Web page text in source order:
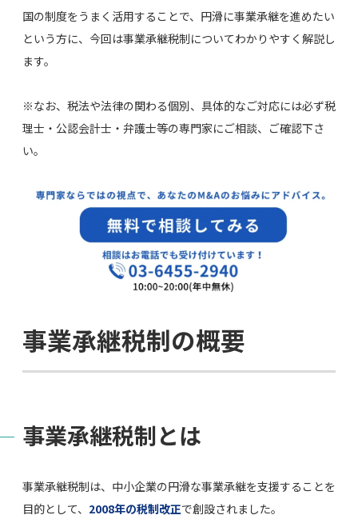
国の制度をうまく活用することで、円滑に事業承継を進めたい
という方に、今回は事業承継税制についてわかりやすく解説し
ます。
※なお、税法や法律の関わる個別、具体的なご対応には必ず税
理士・公認会計士・弁護士等の専門家にご相談、ご確認下さ
い。
事業承継税制の概要
事業承継税制とは
事業承継税制は、中小企業の円滑な事業承継を支援することを
目的として、 2008年の税制改正で創設されました。